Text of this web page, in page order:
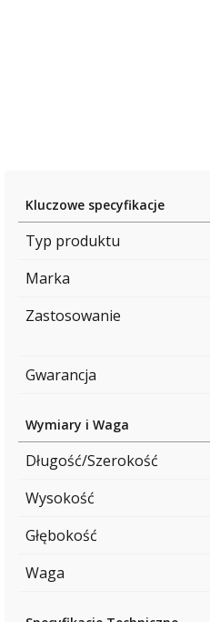
Kluczowe specyfikacje
Typ produktu
Marka
Zastosowanie
Gwarancja
Wymiary i Waga
Długość/Szerokość
Wysokość
Głębokość
Waga